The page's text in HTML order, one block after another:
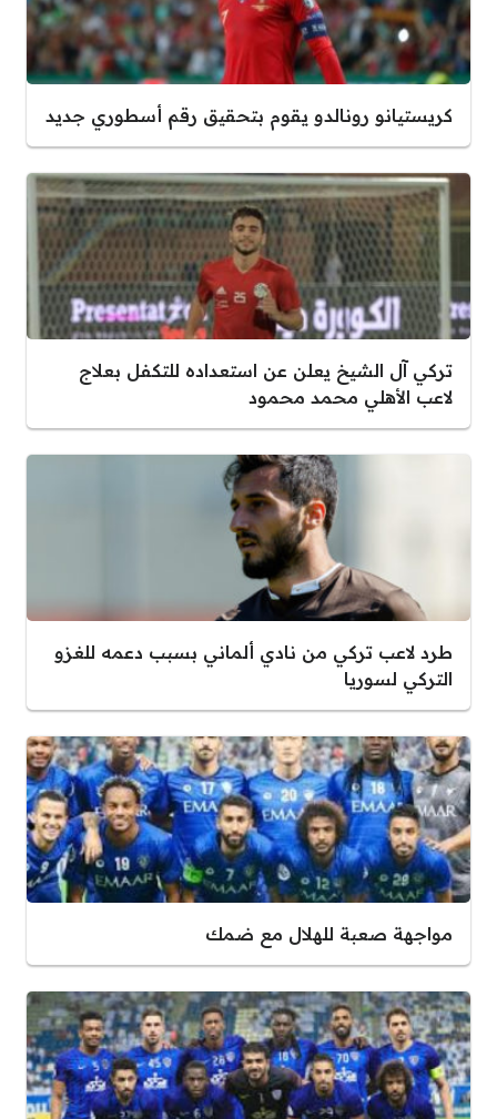
كريستيانو رونالدو يقوم بتحقيق رقم أسطوري جديد
تركي آل الشيخ يعلن عن استعداده للتكفل بعلاج
لاعب الأهلي محمد محمود
طرد لاعب تركي من نادي ألماني بسبب دعمه للغزو
التركي لسوريا
مواجهة صعبة للهلال مع ضمك